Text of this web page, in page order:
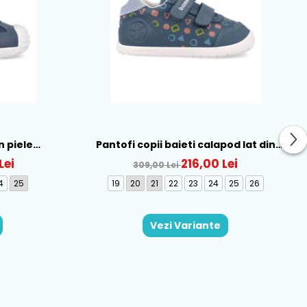
piele
A556
25
Pantofi copii baieti calapod lat din
piele Biomecanics, Albastru - 262166-
A556
309,00 Lei216,00 Lei
19 20 21 22 23 24 25 26
Vezi Variante